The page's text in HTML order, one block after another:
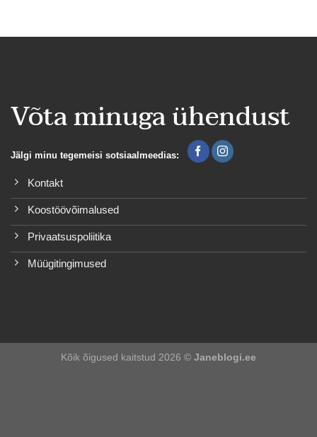
Võta minuga ühendust
Jälgi minu tegemeisi sotsiaalmeedias:
Kontakt
Koostöövõimalused
Privaatsuspoliitika
Müügitingimused
Kõik õigused kaitstud 2026 © Janeblogi.ee